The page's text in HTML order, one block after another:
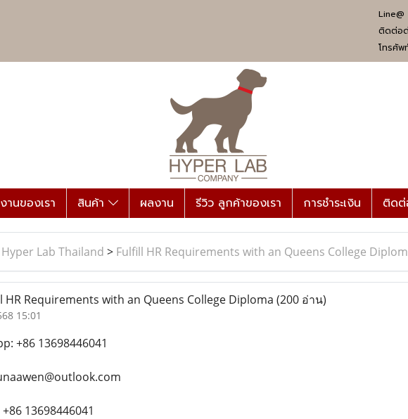
Line@
ติดต่อ
โทรศั
านของเรา สินค้า ผลงาน รีวิว ลูกค้าของเรา การชำระเงิน ติดต่
Lab Thailand > Fulfill HR Requirements with an Queens College
HR Requirements with an Queens College Diploma (200 อ่าน)
15:01
+86 13698446041
13698446041